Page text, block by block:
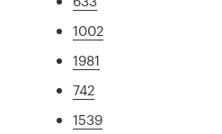
1002
1981
742
1539